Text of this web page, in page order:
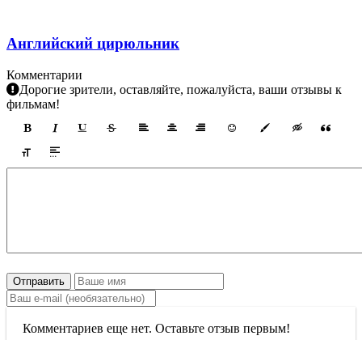
Английский цирюльник
Комментарии
Дорогие зрители, оставляйте, пожалуйста, ваши отзывы к
фильмам!
Отправить
Комментариев еще нет. Оставьте отзыв первым!